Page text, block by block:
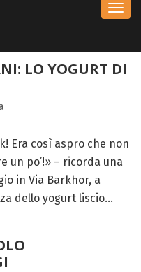
LO YOGURT DI
Era così aspro che non
un po’!» – ricorda una
in Via Barkhor, a
dello yogurt liscio...